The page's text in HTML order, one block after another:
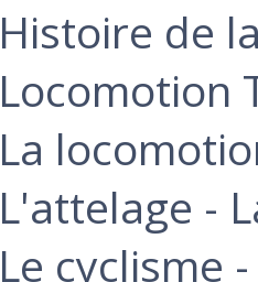
‎Histoire de
Locomotion
La
L'attelage -
Le cyclisme